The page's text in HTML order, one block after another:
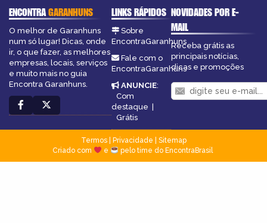
ENCONTRAGARANHUNS
O melhor de Garanhuns
num só lugar! Dicas, onde
ir, o que fazer, as melhores
empresas, locais, serviços
e muito mais no guia
Encontra Garanhuns.
LINKS RÁPIDOS
Sobre
EncontraGaranhuns
Fale com o
EncontraGaranhuns
ANUNCIE:
Com
destaque
Grátis
NOVIDADES POR E-
MAIL
Receba grátis as
principais notícias,
dicas e promoções
Termos| Privacidade
Sitemap
Criado com
e pelo time do EncontraBrasil